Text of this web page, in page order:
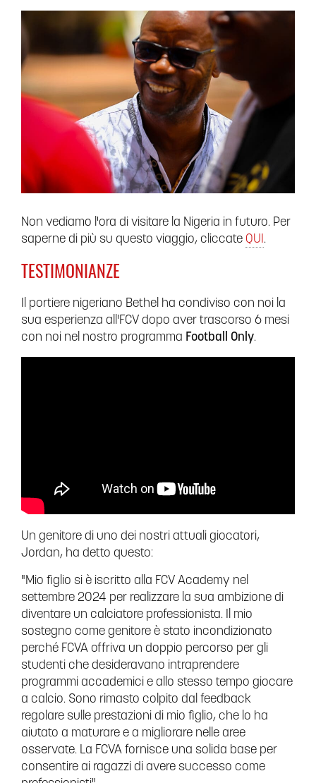
Non vediamo l'ora di visitare la Nigeria in futuro. Per
saperne di più su questo viaggio, cliccate QUI .
TESTIMONIANZE
Il portiere nigeriano Bethel ha condiviso con noi la
sua esperienza all'FCV dopo aver trascorso 6 mesi
con noi nel nostro programma Football Only.
Un genitore di uno dei nostri attuali giocatori,
Jordan, ha detto questo:
"Mio figlio si è iscritto alla FCV Academy nel
settembre 2024 per realizzare la sua ambizione di
diventare un calciatore professionista. Il mio
sostegno come genitore è stato incondizionato
perché FCVA offriva un doppio percorso per gli
studenti che desideravano intraprendere
programmi accademici e allo stesso tempo giocare
a calcio. Sono rimasto colpito dal feedback
regolare sulle prestazioni di mio figlio, che lo ha
aiutato a maturare e a migliorare nelle aree
osservate. La FCVA fornisce una solida base per
consentire ai ragazzi di avere successo come